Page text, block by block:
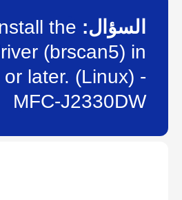
السؤال:
the
(brscan5) in
or later. (Linux) -
MFC-J2330DW